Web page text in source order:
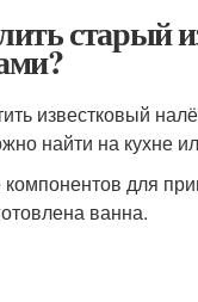
старый
известковый
найти на кухне
для
ванна.